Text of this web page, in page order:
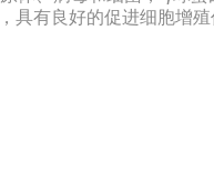
具有良好的促进细胞增
瓶保存：-15℃―-
法（ -20℃→2-8℃→ 室温